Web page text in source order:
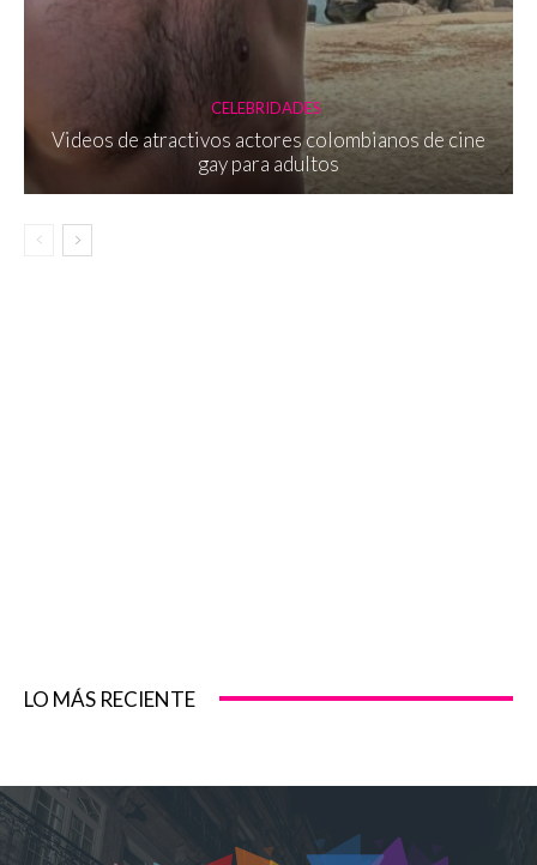
CELEBRIDADES
Videos de atractivos actores colombianos de cine
gay para adultos
LO MÁS RECIENTE